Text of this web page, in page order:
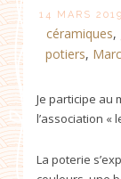
14 MARS 2019
céramiques,
potiers,
Je participe au
l’association «
La poterie